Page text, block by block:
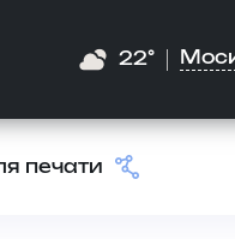
22°
печати